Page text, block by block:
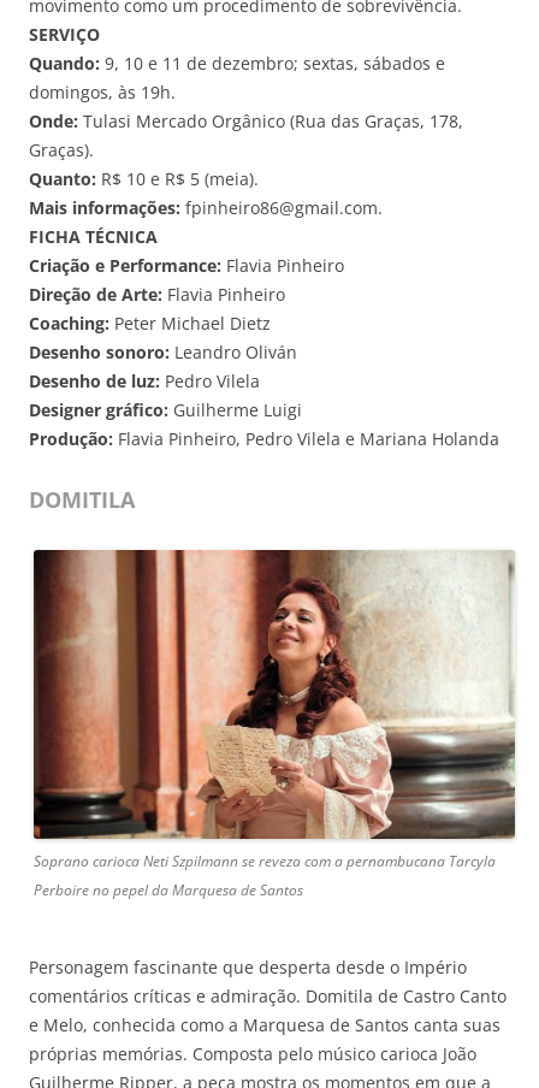
movimento como um procedimento de sobrevivência.
SERVIÇO
Quando: 9, 10 e 11 de dezembro; sextas, sábados e
domingos, às 19h.
Onde: Tulasi Mercado Orgânico (Rua das Graças, 178,
Graças).
Quanto: R$ 10 e R$ 5 (meia).
Mais informações: fpinheiro86@gmail.com.
FICHA TÉCNICA
Criação e Performance: Flavia Pinheiro
Direção de Arte: Flavia Pinheiro
Coaching: Peter Michael Dietz
Desenho sonoro: Leandro Oliván
Desenho de luz: Pedro Vilela
Designer gráfico: Guilherme Luigi
Produção: Flavia Pinheiro, Pedro Vilela e Mariana Holanda
DOMITILA
Soprano carioca Neti Szpilmann se reveza com a pernambucana Tarcyla
Perboire no pepel da Marquesa de Santos
Personagem fascinante que desperta desde o Império
comentários críticas e admiração. Domitila de Castro Canto
e Melo, conhecida como a Marquesa de Santos canta suas
próprias memórias. Composta pelo músico carioca João
Guilherme Ripper, a peça mostra os momentos em que a